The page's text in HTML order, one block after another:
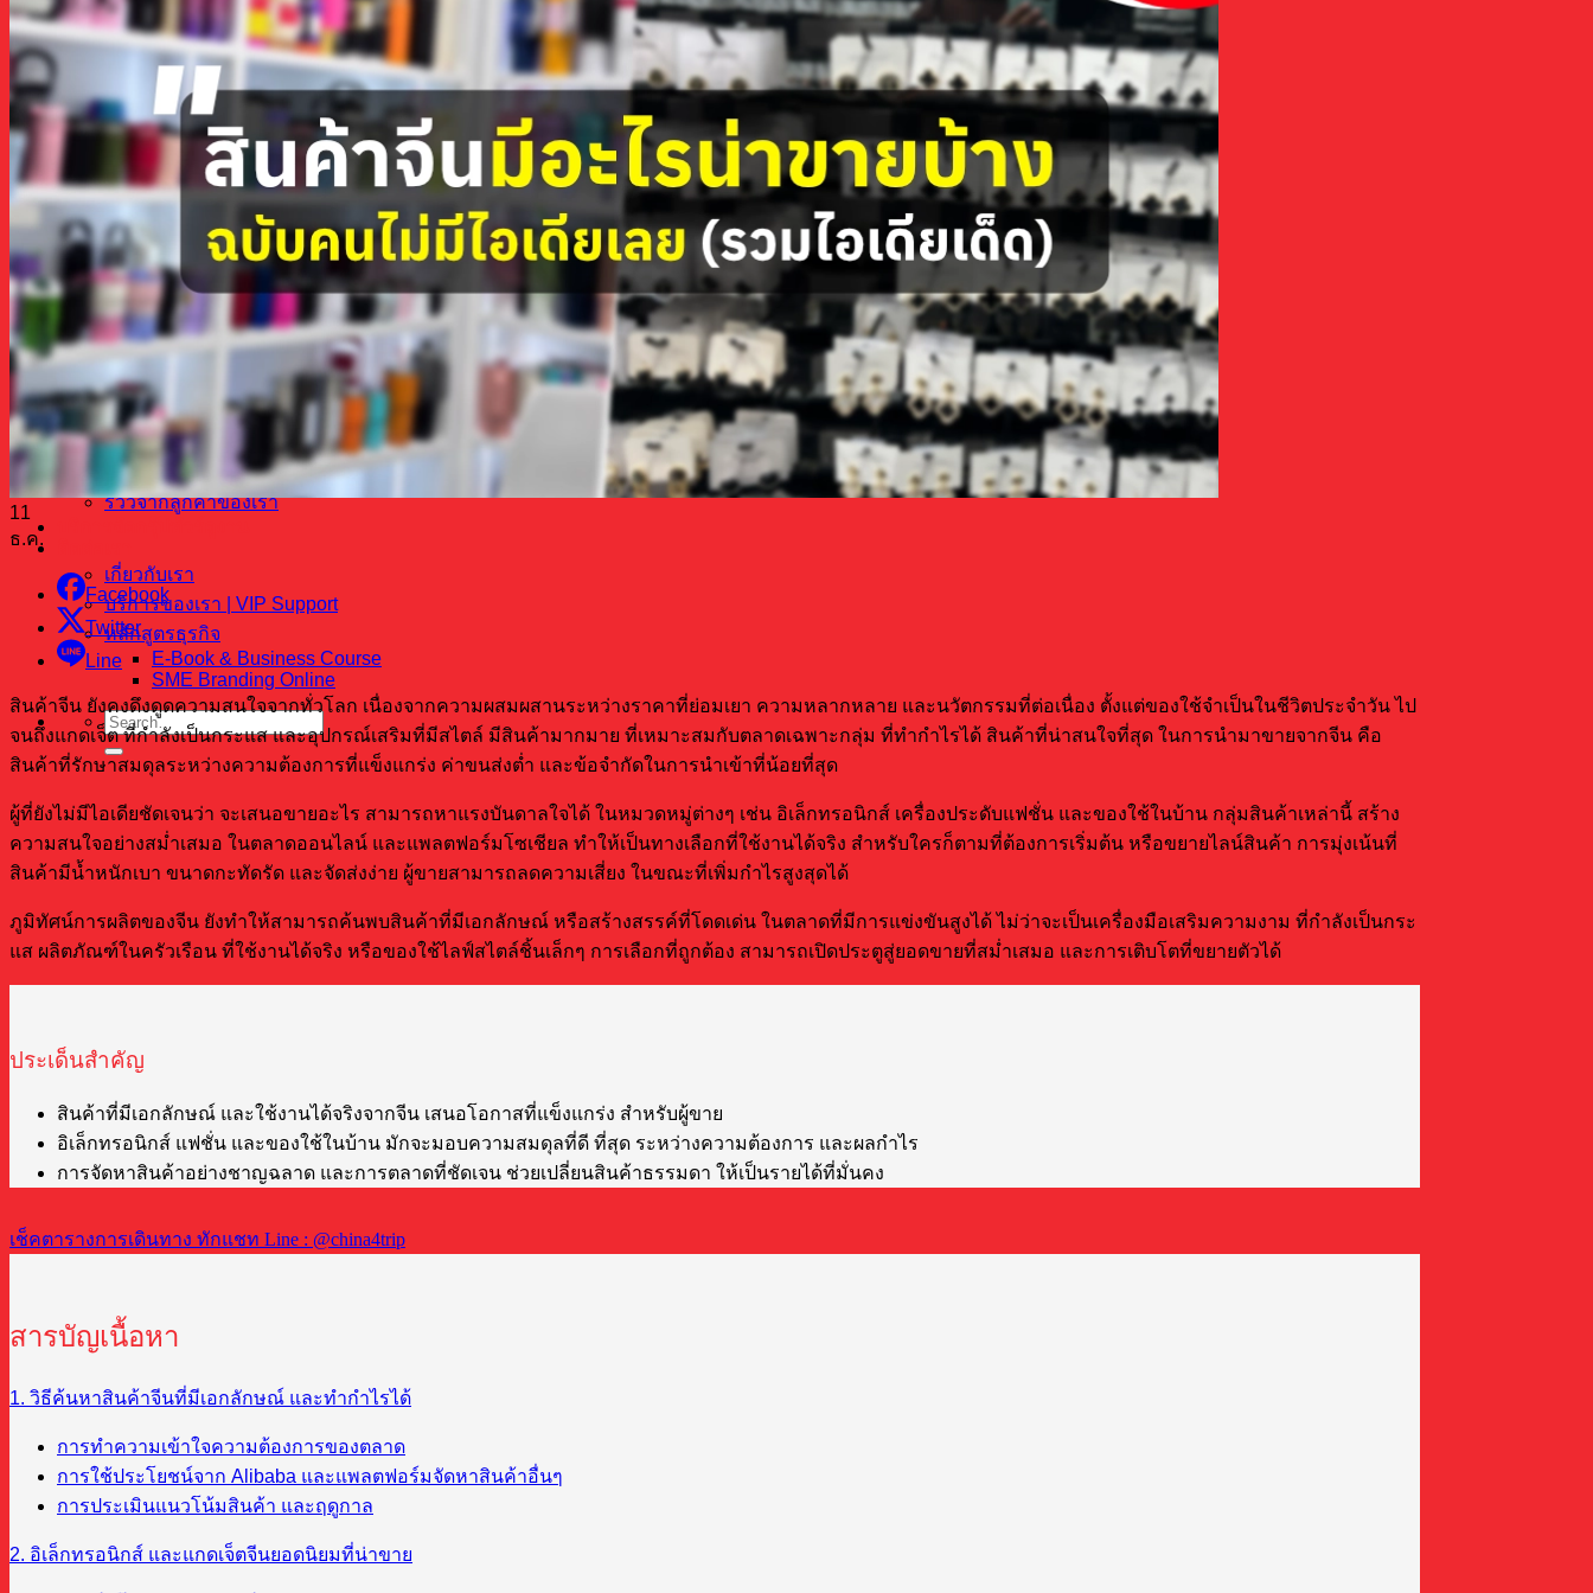
เมืองซัวเถา
ทริปงานแฟร์จีน
กวางโจวแฟร์
ทัวร์/แพคเกจกวางโจวเทรดแฟร์ ดีลธุรกิจ100%
แพคเกจกวางโจวเทรดแฟร์ แบบส่วนตัว (เฟส1,2,3)
#LIMO-F แพคเกจกวางโจวเทรดแฟร์ พร้อมคนขับรถ
อี้อูแฟร์
แพคเกจอี้อูเทรดแฟร์ แบบส่วนตัว
ฝอซานแฟร์
แพ็กเกจเฟอร์นิเจอร์แฟร์ IDFF, CIFF, CIFM
งานแฟร์อื่นๆ EXPOทุกเมือง
งานแฟร์เฉพาะอาชีพ China EXPO Fair
เตรียมตัวบินไปสั่งของจีน
เรื่องน่ารู้ก่อนการไปจีน China Business Trip
ขายสินค้าอะไรดี
5 เมืองสินค้าจีน
รวมโรงงานเฟอร์นิเจอร์ที่จีน
รีวิวจากลูกค้าของเรา
เกี่ยวกับเรา
บริการของเรา | VIP Support
หลักสูตรธุรกิจ
E-Book & Business Course
SME Branding Online
11
ธ.ค.
Facebook
Twitter
Line
สินค้าจีน ยังคงดึงดูดความสนใจจากทั่วโลก เนื่องจากความผสมผสานระหว่างราคาที่ย่อมเยา ความหลากหลาย และนวัตกรรมที่ต่อเนื่อง ตั้งแต่ของใช้จำเป็นในชีวิตประจำวัน ไป
จนถึงแกดเจ็ต ที่กำลังเป็นกระแส และอุปกรณ์เสริมที่มีสไตล์ มีสินค้ามากมาย ที่เหมาะสมกับตลาดเฉพาะกลุ่ม ที่ทำกำไรได้ สินค้าที่น่าสนใจที่สุด ในการนำมาขายจากจีน คือ
สินค้าที่รักษาสมดุลระหว่างความต้องการที่แข็งแกร่ง ค่าขนส่งต่ำ และข้อจำกัดในการนำเข้าที่น้อยที่สุด
ผู้ที่ยังไม่มีไอเดียชัดเจนว่า จะเสนอขายอะไร สามารถหาแรงบันดาลใจได้ ในหมวดหมู่ต่างๆ เช่น อิเล็กทรอนิกส์ เครื่องประดับแฟชั่น และของใช้ในบ้าน กลุ่มสินค้าเหล่านี้ สร้าง
ความสนใจอย่างสม่ำเสมอ ในตลาดออนไลน์ และแพลตฟอร์มโซเชียล ทำให้เป็นทางเลือกที่ใช้งานได้จริง สำหรับใครก็ตามที่ต้องการเริ่มต้น หรือขยายไลน์สินค้า การมุ่งเน้นที่
สินค้ามีน้ำหนักเบา ขนาดกะทัดรัด และจัดส่งง่าย ผู้ขายสามารถลดความเสี่ยง ในขณะที่เพิ่มกำไรสูงสุดได้
ภูมิทัศน์การผลิตของจีน ยังทำให้สามารถค้นพบสินค้าที่มีเอกลักษณ์ หรือสร้างสรรค์ที่โดดเด่น ในตลาดที่มีการแข่งขันสูงได้ ไม่ว่าจะเป็นเครื่องมือเสริมความงาม ที่กำลังเป็นกระ
แส ผลิตภัณฑ์ในครัวเรือน ที่ใช้งานได้จริง หรือของใช้ไลฟ์สไตล์ชิ้นเล็กๆ การเลือกที่ถูกต้อง สามารถเปิดประตูสู่ยอดขายที่สม่ำเสมอ และการเติบโตที่ขยายตัวได้
ประเด็นสำคัญ
สินค้าที่มีเอกลักษณ์ และใช้งานได้จริงจากจีน เสนอโอกาสที่แข็งแกร่ง สำหรับผู้ขาย
อิเล็กทรอนิกส์ แฟชั่น และของใช้ในบ้าน มักจะมอบความสมดุลที่ดี ที่สุด ระหว่างความต้องการ และผลกำไร
การจัดหาสินค้าอย่างชาญฉลาด และการตลาดที่ชัดเจน ช่วยเปลี่ยนสินค้าธรรมดา ให้เป็นรายได้ที่มั่นคง
เช็คตารางการเดินทาง ทักแชท Line : @china4trip
สารบัญเนื้อหา
1. วิธีค้นหาสินค้าจีนที่มีเอกลักษณ์ และทำกำไรได้
การทำความเข้าใจความต้องการของตลาด
การใช้ประโยชน์จาก Alibaba และแพลตฟอร์มจัดหาสินค้าอื่นๆ
การประเมินแนวโน้มสินค้า และฤดูกาล
2. อิเล็กทรอนิกส์ และแกดเจ็ตจีนยอดนิยมที่น่าขาย